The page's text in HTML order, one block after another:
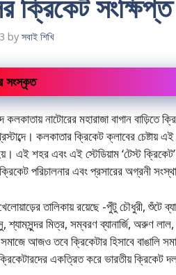
by সবাই শিখি
সংস্কৃত
কলকাতায় নাটোরের মহারাজা বাগান বাড়িতে
কলকাতার ক্রিকেট ক্লাবের
হয়। এই শহর এবং এই স্টেডিয়াম ‘টেস্ট
পরিচালনার এবং প্রসারের অগ্রনী
তালিকায় রয়েছে -পুঁটু চৌধুরী, শুঁটে
মিত্র, সম্বরণ ব্যানার্জি, অরুণ
সমাজে আজও তবে ক্রিকেটার হিসাবে
একত্রিত করে ভারতীয় ক্রিকেট